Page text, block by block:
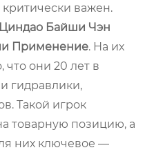
важен.
Байши Чэн
Применение. На их
что они 20 лет в
гидравлики,
Такой игрок
товарную позицию, а
них ключевое —